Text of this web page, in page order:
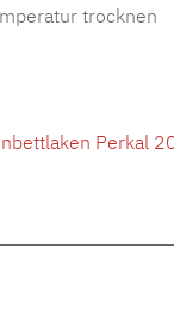
trocknen
Perkal